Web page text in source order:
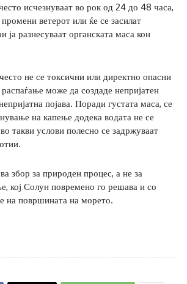
исчезнуваат во рок од 24 до 48 часа,
ветерот или ќе се засилат
ја разнесуваат органската маса кон
не се токсични или директно опасни
може да создаде непријатен
појава. Поради густата маса, се
на капење додека водата не се
такви услови полесно се задржуваат
збор за природен процес, а не за
кој Солун повремено го решава и со
на површината на морето.